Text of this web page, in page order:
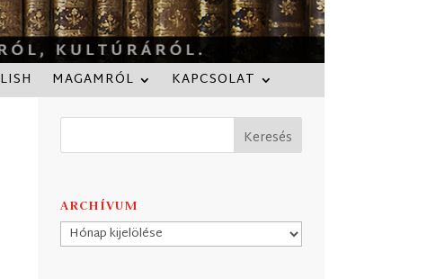
MAGAMRÓL KAPCSOLAT
ARCHÍVUM
Archívum